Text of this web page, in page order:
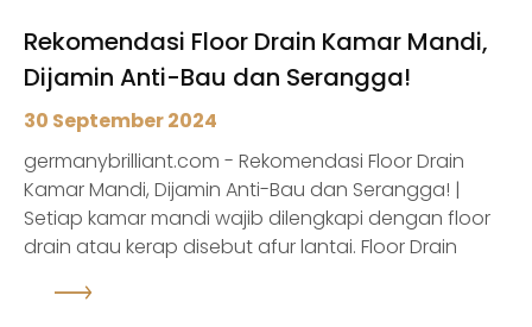
Rekomendasi Floor Drain Kamar Mandi,
Dijamin Anti-Bau dan Serangga!
30 September 2024
germanybrilliant.com - Rekomendasi Floor Drain
Kamar Mandi, Dijamin Anti-Bau dan Serangga! |
Setiap kamar mandi wajib dilengkapi dengan floor
drain atau kerap disebut afur lantai. Floor Drain
bau, kotoran, plastik, rambut, hingga mencegah